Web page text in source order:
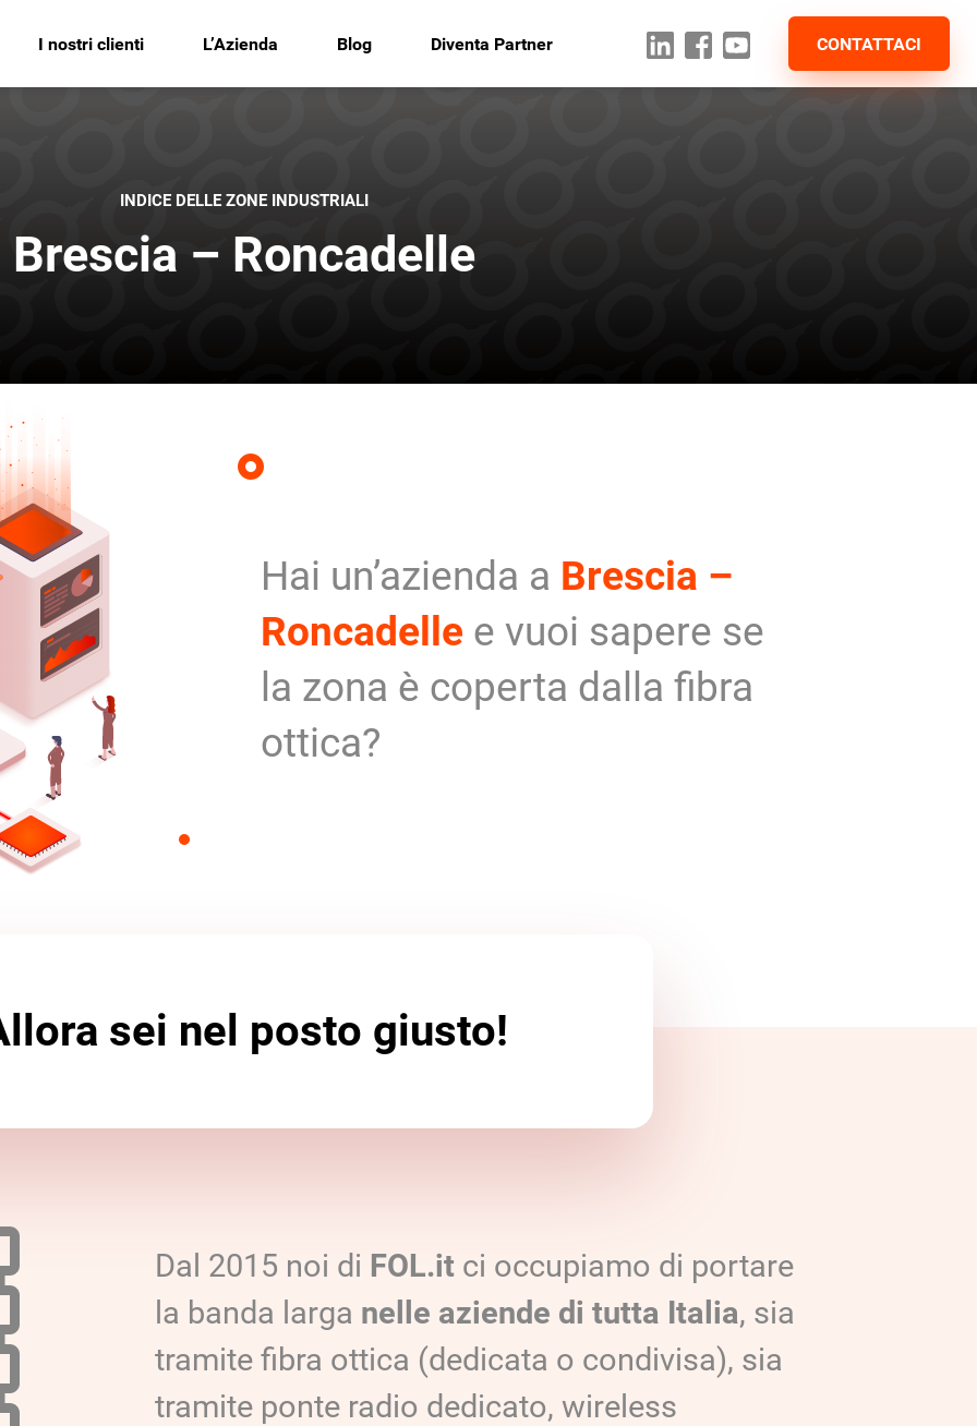
I nostri clienti L’Azienda Blog Diventa Partner CONTATTACI
INDICE DELLE ZONE INDUSTRIALI
Brescia – Roncadelle
Hai un’azienda a Brescia –
Roncadelle e vuoi sapere se
la zona è coperta dalla fibra
ottica?
sei nel posto giusto!
Dal 2015 noi di FOL.itci occupiamo di portare
la banda larga nelle aziende di tutta Italia, sia
tramite fibra ottica (dedicata o condivisa), sia
tramite ponte radio dedicato, wireless